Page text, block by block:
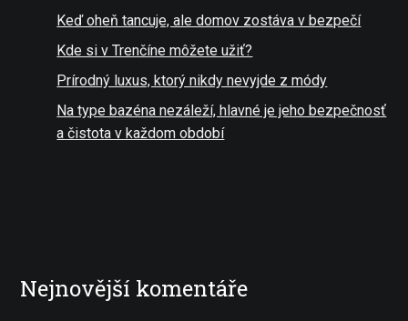
Keď oheň tancuje, ale domov zostáva v bezpečí
Kde si v Trenčíne môžete užiť?
Prírodný luxus, ktorý nikdy nevyjde z módy
Na type bazéna nezáleží, hlavné je jeho bezpečnosť
a čistota v každom období
Nejnovější komentáře